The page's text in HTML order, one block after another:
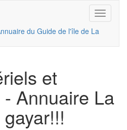
Toggle
et
Annuaire La